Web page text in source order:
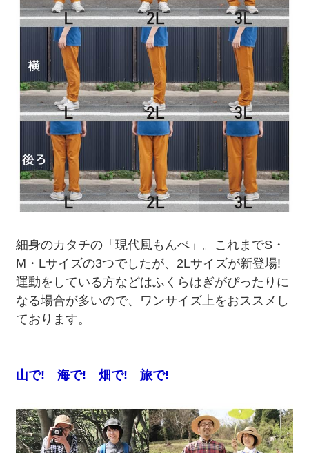
細身のカタチの「現代風もんぺ」。これまでS・
M・Lサイズの3つでしたが、2Lサイズが新登場!
運動をしている方などはふくらはぎがぴったりに
なる場合が多いので、ワンサイズ上をおススメし
ております。
山で! 海で! 畑で! 旅で!